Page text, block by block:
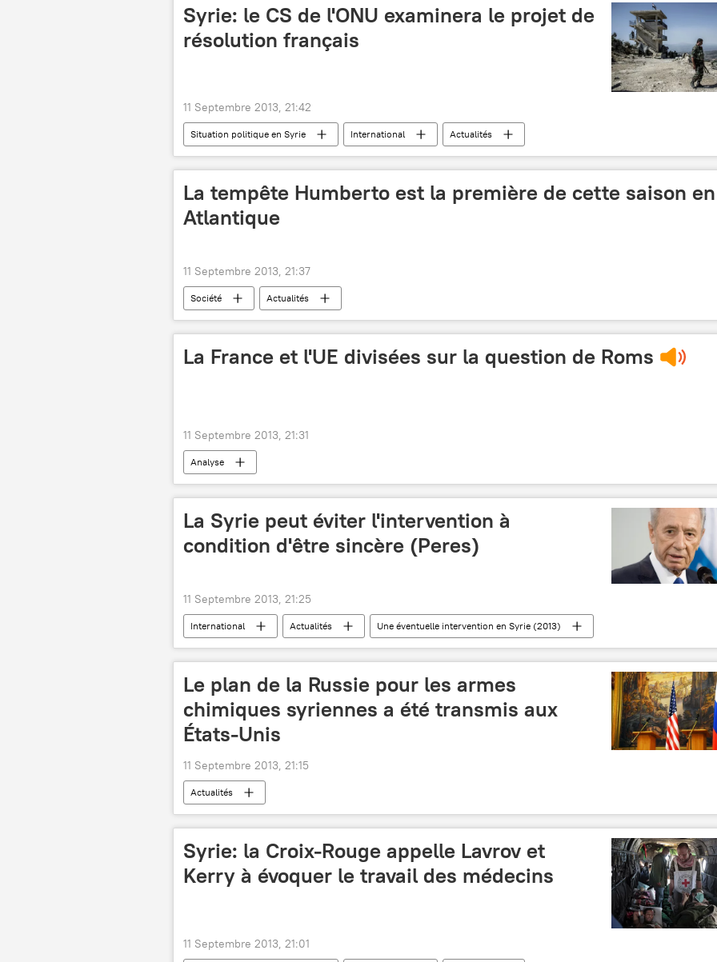
Syrie: le CS de l'ONU examinera le projet de
résolution français
11 Septembre 2013, 21:42
Situation politique en Syrie International
Actualités
Une éventuelle intervention en Syrie (2013)
La tempête Humberto est la première de cette saison en
Atlantique
11 Septembre 2013, 21:37
Société Actualités
La France et l'UE divisées sur la question de Roms
11 Septembre 2013, 21:31
Analyse
La Syrie peut éviter l'intervention à
condition d'être sincère (Peres)
11 Septembre 2013, 21:25
International Actualités
Une éventuelle intervention en Syrie (2013)
Armes chimiques syriennes
Le plan de la Russie pour les armes
chimiques syriennes a été transmis aux
États-Unis
11 Septembre 2013, 21:15
Actualités
Syrie: la Croix-Rouge appelle Lavrov et
Kerry à évoquer le travail des médecins
11 Septembre 2013, 21:01